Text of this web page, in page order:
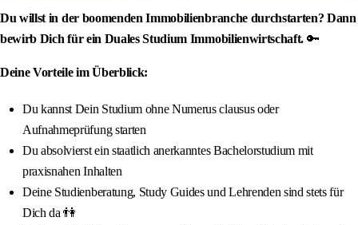
Du willst in der boomenden Immobilienbranche durchstarten? Dann
bewirb Dich für ein Duales Studium Immobilienwirtschaft. 🔑
Deine Vorteile im Überblick:
Du kannst Dein Studium ohne Numerus clausus oder
Aufnahmeprüfung starten
Du absolvierst ein staatlich anerkanntes Bachelorstudium mit
praxisnahen Inhalten
Deine Studienberatung, Study Guides und Lehrenden sind stets für
Dich da 👫